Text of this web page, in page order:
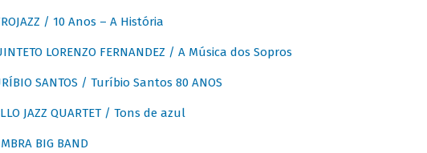
/ 10 Anos – A História
LORENZO FERNANDEZ / A Música dos Sopros
SANTOS / Turíbio Santos 80 ANOS
JAZZ QUARTET / Tons de azul
BIG BAND